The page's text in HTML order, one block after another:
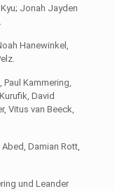
Jonah Jayden
Hanewinkel,
Paul Kammering,
David
Vitus van Beeck,
Abed, Damian Rott,
und Lean­der